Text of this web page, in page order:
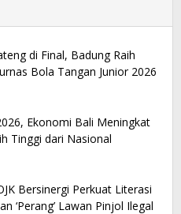
di Final, Badung Raih
Bola Tangan Junior 2026
Ekonomi Bali Meningkat
Tinggi dari Nasional
Bersinergi Perkuat Literasi
‘Perang’ Lawan Pinjol Ilegal